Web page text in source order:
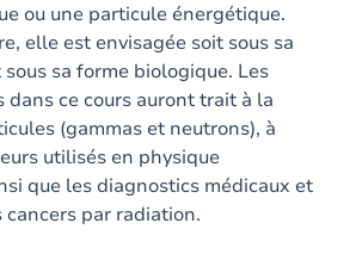
ou une particule énergétique.
elle est envisagée soit sous sa
sa forme biologique. Les
dans ce cours auront trait à la
(gammas et neutrons), à
utilisés en physique
que les diagnostics médicaux et
par radiation.